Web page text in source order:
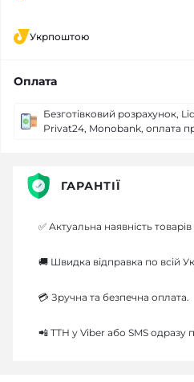
Укрпоштою
Оплата
Безготівковий розрахунок,
Privat24, Monobank, оплата
ГАРАНТІЇ
✅ Актуальна наявність товарів
🚚 Швидка відправка по всій
💳 Зручна та безпечна оплата.
📲 ТТН у Viber або SMS одразу